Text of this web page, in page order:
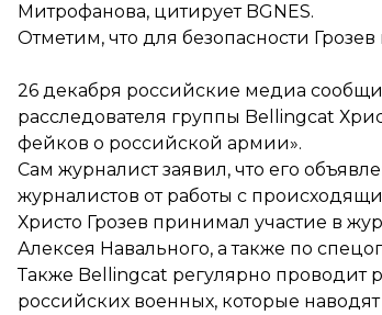
Митрофанова, цитируетBGNES.
Отметим, что для безопасности
26 декабря российские медиа
расследователя группы Bellingcat
фейков о российской армии».
Сам журналист заявил, что его
журналистов от работы с
Христо Грозев принимал участие в
Алексея Навального, а также по
Также Bellingcat регулярно проводит
российских военных, которые